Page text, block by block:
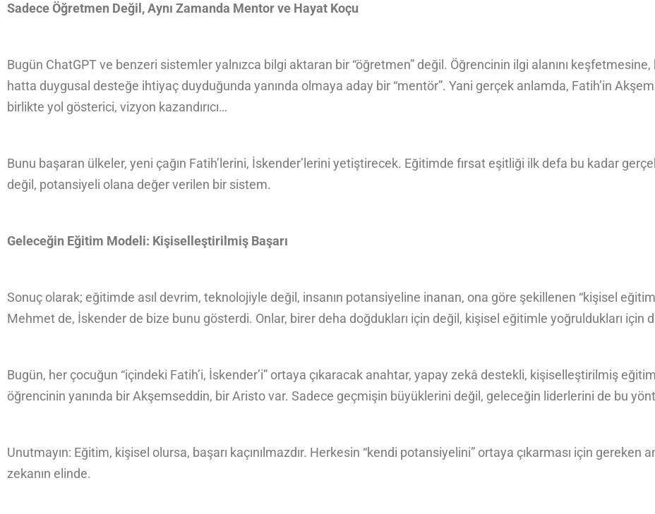
Sadece Öğretmen Değil, Aynı Zamanda Mentor ve Hayat Koçu
Bugün ChatGPT ve benzeri sistemler yalnızca bilgi aktaran bir “öğretmen” değil. Öğrencinin ilgi alanını
hatta duygusal desteğe ihtiyaç duyduğunda yanında olmaya aday bir “mentör”. Yani gerçek anlamda, Fatih’in
birlikte yol gösterici, vizyon kazandırıcı…
Bunu başaran ülkeler, yeni çağın Fatih’lerini, İskender’lerini yetiştirecek. Eğitimde fırsat eşitliği ilk defa bu kadar
değil, potansiyeli olana değer verilen bir sistem.
Geleceğin Eğitim Modeli: Kişiselleştirilmiş Başarı
Sonuç olarak; eğitimde asıl devrim, teknolojiyle değil, insanın potansiyeline inanan, ona göre şekillenen “kişisel
Mehmet de, İskender de bize bunu gösterdi. Onlar, birer deha doğdukları için değil, kişisel eğitimle yoğruldukları için
Bugün, her çocuğun “içindeki Fatih’i, İskender’i” ortaya çıkaracak anahtar, yapay zekâ destekli, kişiselleştirilmiş
öğrencinin yanında bir Akşemseddin, bir Aristo var. Sadece geçmişin büyüklerini değil, geleceğin liderlerini de bu
Unutmayın: Eğitim, kişisel olursa, başarı kaçınılmazdır. Herkesin “kendi potansiyelini” ortaya çıkarması için gereken
zekanın elinde.